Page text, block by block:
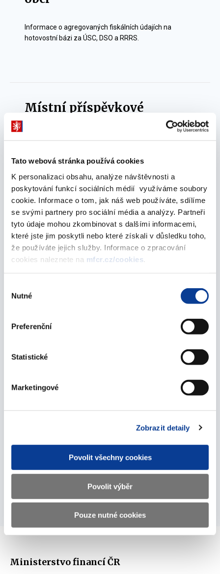
Tato webová stránka používá cookies
K personalizaci obsahu, analýze návštěvnosti a
poskytování funkcí sociálních médií využíváme soubory
cookie. Informace o tom, jak náš web používáte, sdílíme
se svými partnery pro sociální média a analýzy. Partneři
tyto údaje mohou zkombinovat s dalšími informacemi,
které jste jim poskytli nebo které získali v důsledku toho,
že používáte jejich služby. Informace o zpracování
cookies naleznete na mfcr.cz/cookies
souhlasu
Nutné
Preferenční
Statistické
Marketingové
Zobrazit detaily
Povolit všechny cookies
Povolit výběr
Pouze nutné cookies
Informace o agregovaných fiskálních údajích na
hotovostní bázi za ÚSC, DSO a RRRS.
Místní příspěvkové
(ekvivalentních číselných údajích z veřejných účtů) za
místní příspěvkové organizace.
Nemocnice s jinou právní
formou než příspěvková
organizace
Informace o agregovaných fiskálních údajích na
než příspěvková organizace zařazené v subsektoru
(ekvivalentních číselných údajích z veřejných účtů) za
ostatní vládní instituce v subsektoru S.1313.
Ministerstvo financí ČR